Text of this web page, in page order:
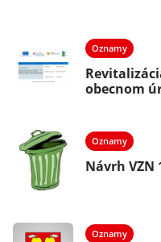
Oznamy
obecnom
Oznamy
Návrh VZN
Oznamy